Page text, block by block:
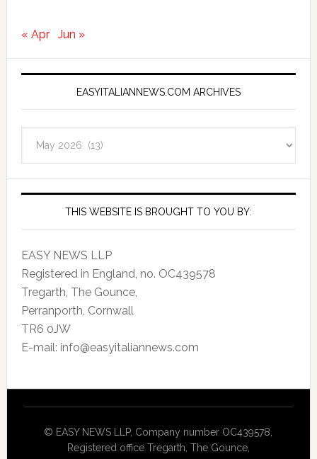
« Apr Jun »
EASYITALIANNEWS.COM ARCHIVES
Archives
THIS WEBSITE IS BROUGHT TO YOU BY:
EASY NEWS LLP
Registered in England, no. OC439578
Tregarth, The Gounce,
Perranporth, Cornwall
TR6 0JW
E-mail: info@easyitaliannews.com
© EASY NEWS LLP, Company number OC439578,
Registered office Tregarth, The Gounce,